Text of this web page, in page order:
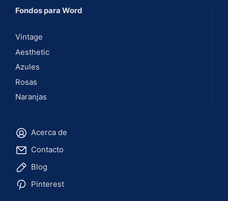
Fondos para Word
Vintage
Aesthetic
Azules
Rosas
Naranjas
Acerca de
Contacto
Blog
Pinterest